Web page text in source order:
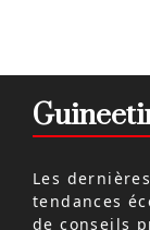
Les
tendances
de conseils